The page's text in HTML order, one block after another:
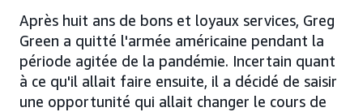
Après huit ans de bons et loyaux services, Greg
Green a quitté l'armée américaine pendant la
période agitée de la pandémie. Incertain quant
à ce qu'il allait faire ensuite, il a décidé de saisir
une opportunité qui allait changer le cours de